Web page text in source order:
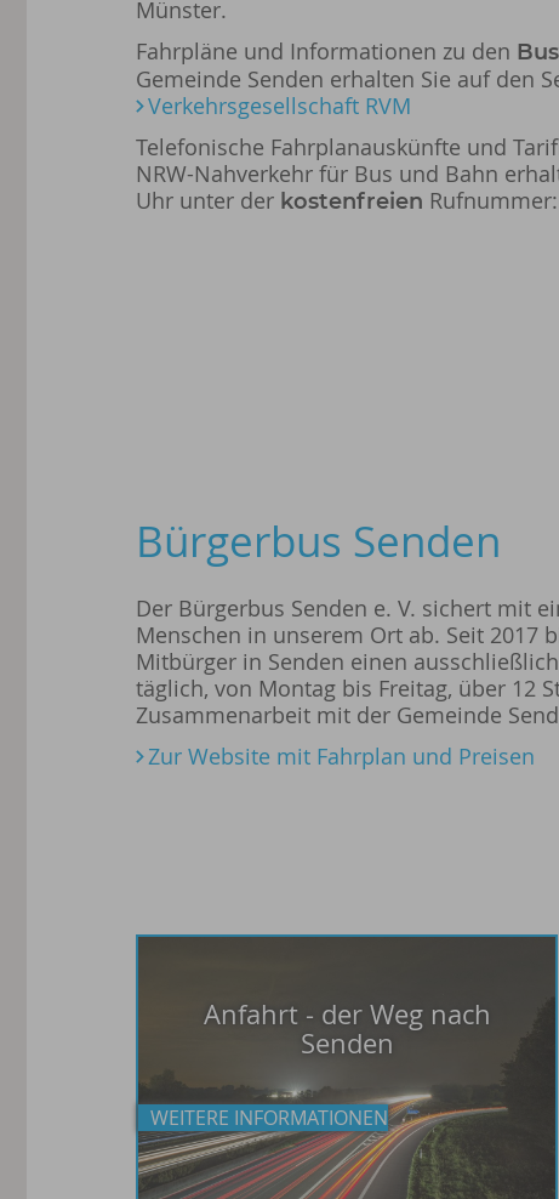
Münster.
Fahrpläne und Informationen zu den
Gemeinde Senden erhalten Sie auf den
Verkehrsgesellschaft RVM
Telefonische Fahrplanauskünfte und
NRW-Nahverkehr für Bus und Bahn
Uhr unter der kostenfreien Rufnummer:
Bürgerbus Senden
Der Bürgerbus Senden e. V. sichert mit
Menschen in unserem Ort ab. Seit
Mitbürger in Senden einen
täglich, von Montag bis Freitag, über 12
Zusammenarbeit mit der Gemeinde
Zur Website mit Fahrplan und Preisen
Anfahrt - der Weg nach
Senden
WEITERE INFORMATIONEN